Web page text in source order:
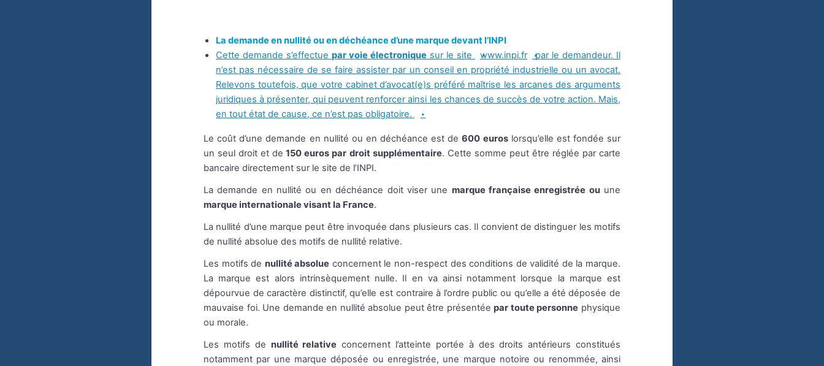
La demande en nullité ou en déchéance d’une marque devant l’INPI
Cette demande s’effectue par voie électronique sur le site www.inpi.fr
par le demandeur. Il
n’est pas nécessaire de se faire assister par un conseil en propriété industrielle ou un avocat.
Relevons toutefois, que votre cabinet d’avocat(e)s préféré maîtrise les arcanes des arguments
juridiques à présenter, qui peuvent renforcer ainsi les chances de succès de votre action. Mais,
en tout état de cause, ce n’est pas obligatoire.
Le coût d’une demande en nullité ou en déchéance est de600 euroslorsqu’elle est fondée sur
un seul droit et de 150 euros par droit supplémentaire. Cette somme peut être réglée par carte
bancaire directement sur le site de l’INPI.
La demande en nullité ou en déchéance doit viser une marque française enregistrée ouune
marque internationale visant la France.
La nullité d’une marque peut être invoquée dans plusieurs cas. Il convient de distinguer les motifs
de nullité absolue des motifs de nullité relative.
Les motifs de nullité absolue concernent le non-respect des conditions de validité de la marque.
La marque est alors intrinsèquement nulle. Il en va ainsi notamment lorsque la marque est
dépourvue de caractère distinctif, qu’elle est contraire à l’ordre public ou qu’elle a été déposée de
mauvaise foi. Une demande en nullité absolue peut être présentéepar toute personne physique
ou morale.
Les motifs de nullité relative concernent l’atteinte portée à des droits antérieurs constitués
notamment par une marque déposée ou enregistrée, une marque notoire ou renommée, ainsi